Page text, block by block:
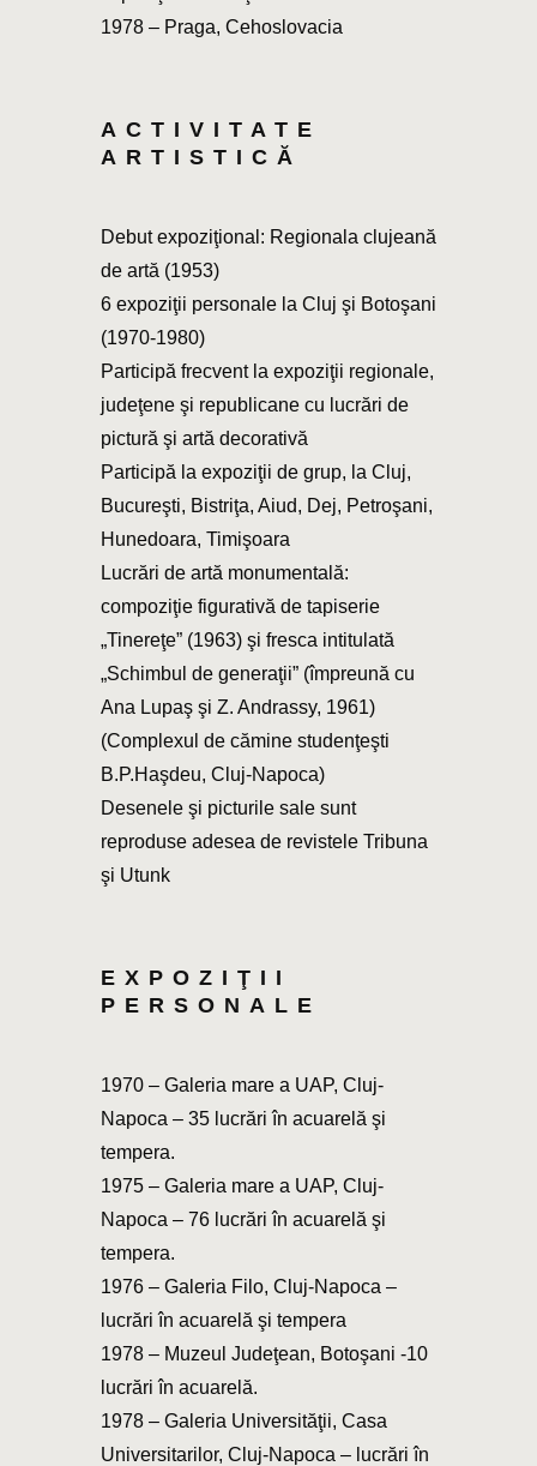
1978 – Praga, Cehoslovacia
ACTIVITATE
ARTISTICĂ
Debut expoziţional: Regionala clujeană
de artă (1953)
6 expoziţii personale la Cluj şi Botoşani
(1970-1980)
Participă frecvent la expoziţii regionale,
judeţene şi republicane cu lucrări de
pictură şi artă decorativă
Participă la expoziţii de grup, la Cluj,
Bucureşti, Bistriţa, Aiud, Dej, Petroşani,
Hunedoara, Timişoara
Lucrări de artă monumentală:
compoziţie figurativă de tapiserie
„Tinereţe” (1963) şi fresca intitulată
„Schimbul de generaţii” (împreună cu
Ana Lupaş şi Z. Andrassy, 1961)
(Complexul de cămine studenţeşti
B.P.Haşdeu, Cluj-Napoca)
Desenele şi picturile sale sunt
reproduse adesea de revistele Tribuna
şi Utunk
EXPOZIŢII
PERSONALE
1970 – Galeria mare a UAP, Cluj-
Napoca – 35 lucrări în acuarelă şi
tempera.
1975 – Galeria mare a UAP, Cluj-
Napoca – 76 lucrări în acuarelă şi
tempera.
1976 – Galeria Filo, Cluj-Napoca –
lucrări în acuarelă şi tempera
1978 – Muzeul Judeţean, Botoşani -10
lucrări în acuarelă.
1978 – Galeria Universităţii, Casa
Universitarilor, Cluj-Napoca – lucrări în